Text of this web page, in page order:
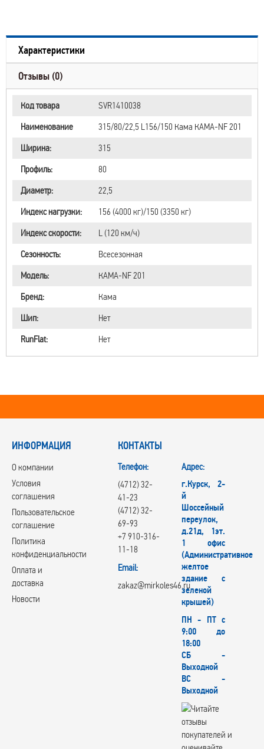
Характеристики
Отзывы (0)
Код товара
SVR1410038
Наименование
315/80/22,5 L156/150 Кама КАМА-NF 201
Ширина:
315
Профиль:
80
Диаметр:
22,5
Индекс нагрузки:
156 (4000 кг)/150 (3350 кг)
Индекс скорости:
L (120 км/ч)
Сезонность:
Всесезонная
Модель:
КАМА-NF 201
Бренд:
Кама
Шип:
Нет
RunFlat:
Нет
ИНФОРМАЦИЯ
О компании
Условия
соглашения
Пользовательское
соглашение
Политика
конфиденциальности
Оплата и
доставка
Новости
КОНТАКТЫ
Телефон:
(4712) 32-
41-23
(4712) 32-
69-93
+7 910-316-
11-18
Email:
zakaz@mirkoles46.ru
Адрес:
г.Курск, 2-
й
Шоссейный
переулок,
д.21д, 1эт.
1 офис
(Административное
желтое
здание с
зеленой
крышей)
ПН - ПТ с
9:00 до
18:00
СБ -
Выходной
ВС -
Выходной